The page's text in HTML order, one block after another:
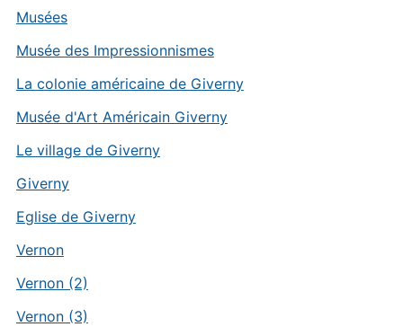
Musées
Musée des Impressionnismes
La colonie américaine de Giverny
Musée d'Art Américain Giverny
Le village de Giverny
Giverny
Eglise de Giverny
Vernon
Vernon (2)
Vernon (3)